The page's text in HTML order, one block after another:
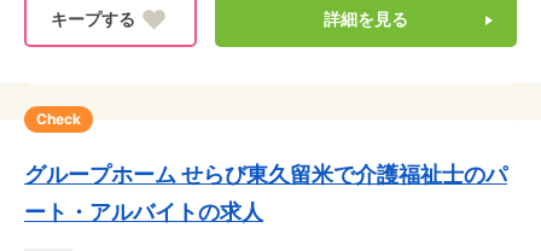
詳細を見る
Check
グループホーム せらび東久留米で介護福祉士のパ
ート・アルバイトの求人